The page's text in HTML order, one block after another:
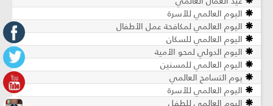
اليوم العالمي للأسرة
اليوم العالمي لمكافحة عمل الأطفال
اليوم العالمي للسكان
اليوم الدولي لمحو الأمية
اليوم العالمي للمسنين
يوم التسامح العالمي
اليوم العالمي للأسرة
اليوم العالمي للطفل